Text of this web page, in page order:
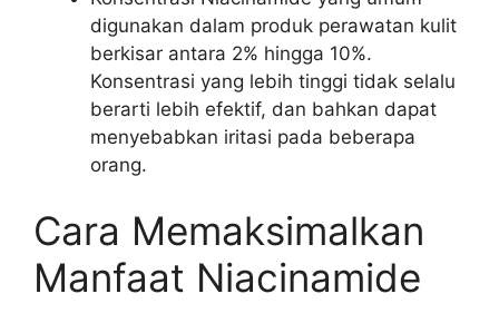
digunakan dalam produk perawatan kulit
berkisar antara 2% hingga 10%.
Konsentrasi yang lebih tinggi tidak selalu
berarti lebih efektif, dan bahkan dapat
menyebabkan iritasi pada beberapa
orang.
Cara Memaksimalkan
Manfaat Niacinamide